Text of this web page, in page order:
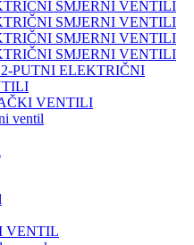
SMJERNI VENTILI
SMJERNI VENTILI
SMJERNI VENTILI
SMJERNI VENTILI
PUTNI ELEKTRIČNI
VENTILI
ventil
VENTIL